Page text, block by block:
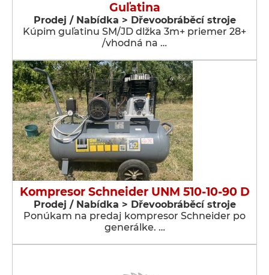
Guľatina
Prodej / Nabídka > Dřevoobráběcí stroje
Kúpim guľatinu SM/JD dlžka 3m+ priemer 28+
/vhodná na …
Kompresor Schneider UNM 510-10-90 D
Prodej / Nabídka > Dřevoobráběcí stroje
Ponúkam na predaj kompresor Schneider po
generálke. …